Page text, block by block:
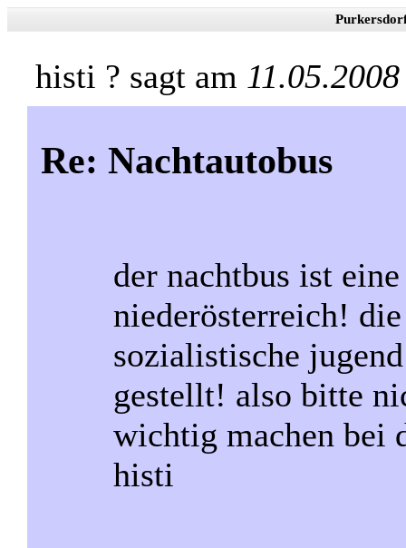
histi ? sagt am
Re: Nachtautobus
der nachtbus ist
niederösterreich!
sozialistische
gestellt! also bitte
wichtig machen bei
histi